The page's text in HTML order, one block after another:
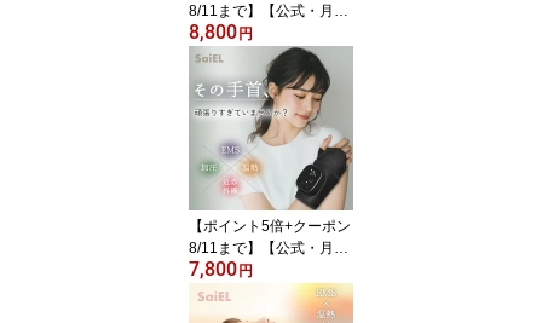
8/11まで】【公式・月間
優良ショップ受賞】SaiE
L あったか ハンドマッサ
ージャー 温熱 加圧 ヒー
ター エアーバッグ 5段階
コードレス 手 指 手のひ
ら ツボ押し 指圧 冷え性
血行促進 ハンドケア ハ
ンドウォーマー 男女兼用
プレゼント ギフト 母の
日
8,800円
【ポイント5倍+クーポン
8/11まで】【公式・月間
優良ショップ受賞】 Sai
EL リストキュア EMS 温
熱 加圧 手首ケア 手首マ
7,800円